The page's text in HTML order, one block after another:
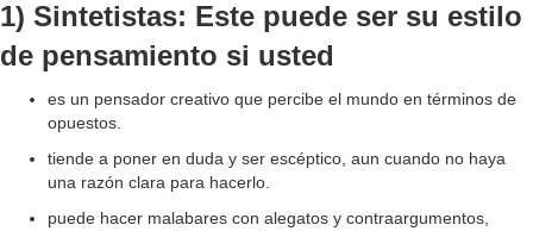
1) Sintetistas: Este puede ser su estilo
de pensamiento si usted
es un pensador creativo que percibe el mundo en términos de
opuestos.
tiende a poner en duda y ser escéptico, aun cuando no haya
una razón clara para hacerlo.
puede hacer malabares con alegatos y contraargumentos,